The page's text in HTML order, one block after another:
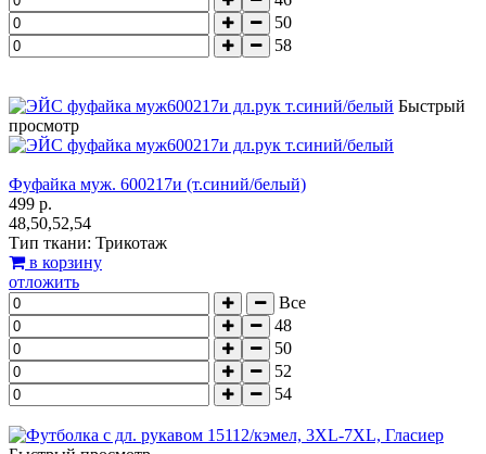
50
58
Быстрый
просмотр
Фуфайка муж. 600217и (т.синий/белый)
499 р.
48,50,52,54
Тип ткани: Трикотаж
в корзину
отложить
Все
48
50
52
54